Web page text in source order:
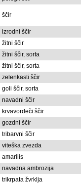
ščir
izrodni ščir
žitni ščir
žitni ščir, sorta
žitni ščir, sorta
zelenkasti ščir
goli ščir, sorta
navadni ščir
krvavordeči ščir
gozdni ščir
tribarvni ščir
viteška zvezda
amarilis
navadna ambrozija
trikrpata žvrklja